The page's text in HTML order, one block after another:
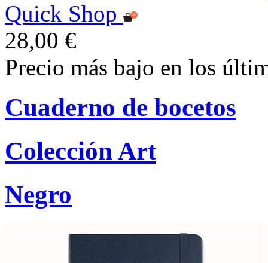
Quick Shop
28,00 €
Precio más bajo en los
Cuaderno de bocetos
Colección Art
Negro